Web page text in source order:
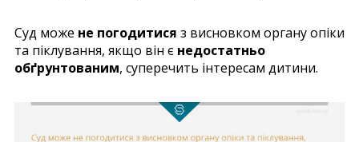
Суд може не погодитися з висновком органу опіки
та піклування, якщо він є недостатньо
обґрунтованим, суперечить інтересам дитини.